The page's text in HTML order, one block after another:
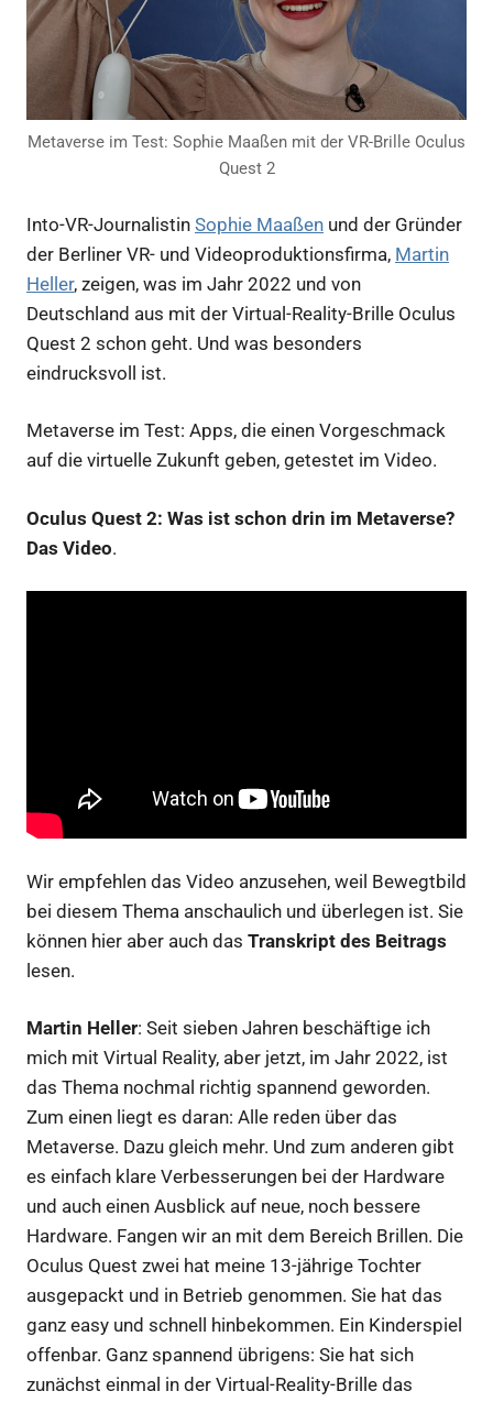
Metaverse im Test: Sophie Maaßen mit der VR-Brille Oculus
Quest 2
Into-VR-Journalistin Sophie Maaßen und der Gründer
der Berliner VR- und Videoproduktionsfirma, Martin
Heller, zeigen, was im Jahr 2022 und von
Deutschland aus mit der Virtual-Reality-Brille Oculus
Quest 2 schon geht. Und was besonders
eindrucksvoll ist.
Metaverse im Test: Apps, die einen Vorgeschmack
auf die virtuelle Zukunft geben, getestet im Video.
Oculus Quest 2: Was ist schon drin im Metaverse?
Das Video.
Wir empfehlen das Video anzusehen, weil Bewegtbild
bei diesem Thema anschaulich und überlegen ist. Sie
können hier aber auch das Transkript des Beitrags
lesen.
Martin Heller: Seit sieben Jahren beschäftige ich
mich mit Virtual Reality, aber jetzt, im Jahr 2022, ist
das Thema nochmal richtig spannend geworden.
Zum einen liegt es daran: Alle reden über das
Metaverse. Dazu gleich mehr. Und zum anderen gibt
es einfach klare Verbesserungen bei der Hardware
und auch einen Ausblick auf neue, noch bessere
Hardware. Fangen wir an mit dem Bereich Brillen. Die
Oculus Quest zwei hat meine 13-jährige Tochter
ausgepackt und in Betrieb genommen. Sie hat das
ganz easy und schnell hinbekommen. Ein Kinderspiel
offenbar. Ganz spannend übrigens: Sie hat sich
zunächst einmal in der Virtual-Reality-Brille das